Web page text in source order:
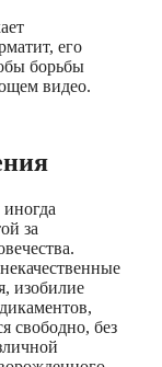
его
борьбы
видео.
за
изобилие
свободно, без